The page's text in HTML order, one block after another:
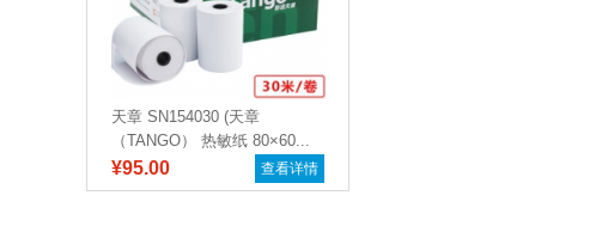
天章 SN154030 (天章
（TANGO） 热敏纸 80×60...
¥95.00 查看详情